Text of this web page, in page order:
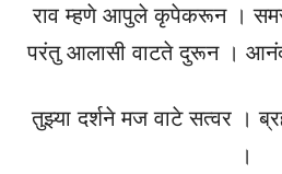
राव म्हणे आपुले कृपेकरून ।
परंतु आलासी वाटते दुरून ।
तुझ्या दर्शने मज वाटे सत्वर ।
।